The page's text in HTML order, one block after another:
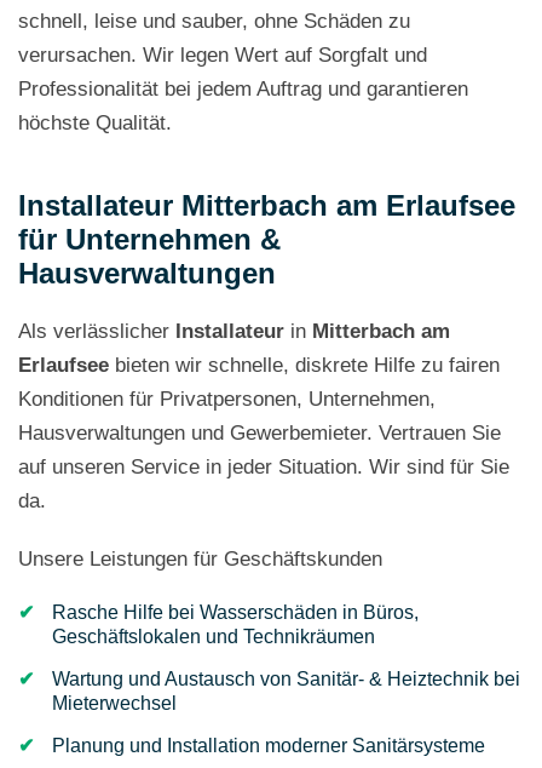
schnell, leise und sauber, ohne Schäden zu
verursachen. Wir legen Wert auf Sorgfalt und
Professionalität bei jedem Auftrag und garantieren
höchste Qualität.
Installateur Mitterbach am Erlaufsee
für Unternehmen &
Hausverwaltungen
Als verlässlicher Installateur in Mitterbach am
Erlaufsee bieten wir schnelle, diskrete Hilfe zu fairen
Konditionen für Privatpersonen, Unternehmen,
Hausverwaltungen und Gewerbemieter. Vertrauen Sie
auf unseren Service in jeder Situation. Wir sind für Sie
da.
Unsere Leistungen für Geschäftskunden
Rasche Hilfe bei Wasserschäden in Büros,
Geschäftslokalen und Technikräumen
Wartung und Austausch von Sanitär- & Heiztechnik bei
Mieterwechsel
Planung und Installation moderner Sanitärsysteme